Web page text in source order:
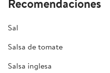
Sal
Salsa de tomate
Salsa inglesa